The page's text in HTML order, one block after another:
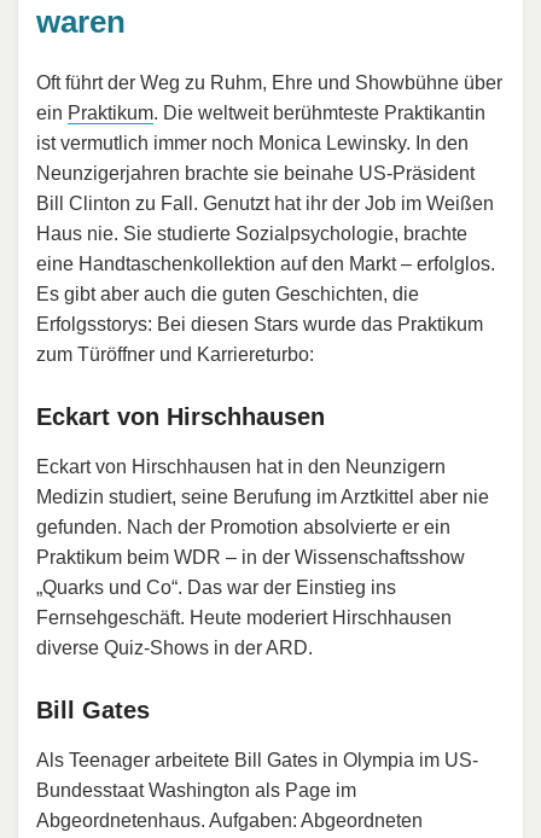
waren
Oft führt der Weg zu Ruhm, Ehre und Showbühne über
ein Praktikum. Die weltweit berühmteste Praktikantin
ist vermutlich immer noch Monica Lewinsky. In den
Neunzigerjahren brachte sie beinahe US-Präsident
Bill Clinton zu Fall. Genutzt hat ihr der Job im Weißen
Haus nie. Sie studierte Sozialpsychologie, brachte
eine Handtaschenkollektion auf den Markt – erfolglos.
Es gibt aber auch die guten Geschichten, die
Erfolgsstorys: Bei diesen Stars wurde das Praktikum
zum Türöffner und Karriereturbo:
Eckart von Hirschhausen
Eckart von Hirschhausen hat in den Neunzigern
Medizin studiert, seine Berufung im Arztkittel aber nie
gefunden. Nach der Promotion absolvierte er ein
Praktikum beim WDR – in der Wissenschaftsshow
„Quarks und Co“. Das war der Einstieg ins
Fernsehgeschäft. Heute moderiert Hirschhausen
diverse Quiz-Shows in der ARD.
Bill Gates
Als Teenager arbeitete Bill Gates in Olympia im US-
Bundesstaat Washington als Page im
Abgeordnetenhaus. Aufgaben: Abgeordneten